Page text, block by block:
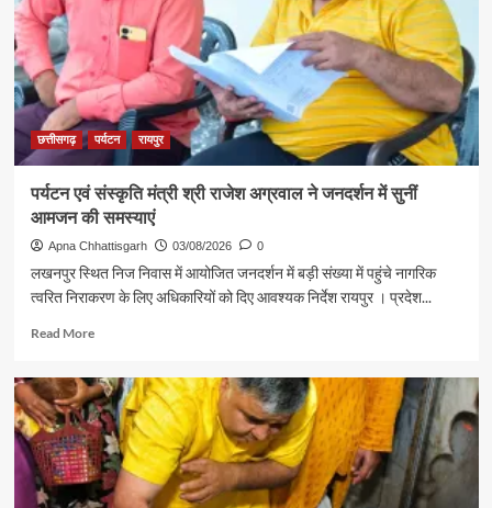
मंत्री
गजेंद्र
यादव
ने
की
छत्तीसगढ़ पर्यटन रायपुर
पर्यटन एवं संस्कृति मंत्री श्री राजेश अग्रवाल ने जनदर्शन में सुनीं
आमजन की समस्याएं
Apna Chhattisgarh 03/08/2026 0
लखनपुर स्थित निज निवास में आयोजित जनदर्शन में बड़ी संख्या में पहुंचे नागरिक
त्वरित निराकरण के लिए अधिकारियों को दिए आवश्यक निर्देश रायपुर । प्रदेश...
Read MoreRead
पर्यटन
एवं
संस्कृति
मंत्री
श्री
राजेश